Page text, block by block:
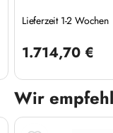
Lieferzeit 1-2 Wochen
1.714,70 €
Wir
Produktgalerie